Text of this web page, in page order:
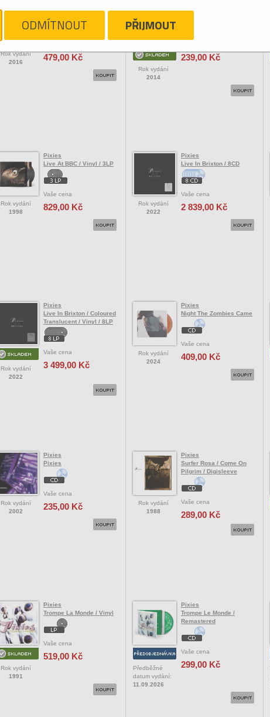
Rok vydání
2016
479,00 Kč
Rok vydání
2014
Indie Cindy / Digisleeve
239,00 Kč
Rok vydání
1998
Pixies
Live At BBC / Vinyl / 3LP
Vaše cena
829,00 Kč
Rok vydání
2022
Pixies
Live In Brixton / 8CD
Vaše cena
2 839,00 Kč
Rok vydání
2022
Pixies
Live In Brixton / Coloured
Translucent / Vinyl / 8LP
Vaše cena
3 499,00 Kč
Rok vydání
2024
Pixies
Night The Zombies Came
Vaše cena
409,00 Kč
Rok vydání
2002
Pixies
Pixies
Vaše cena
235,00 Kč
Rok vydání
1988
Pixies
Surfer Rosa / Come On
Pilgrim / Digisleeve
Vaše cena
289,00 Kč
Rok vydání
1991
Pixies
Trompe La Monde / Vinyl
Vaše cena
519,00 Kč
Předběžné
datum vydání:
11.09.2026
Pixies
Trompe Le Monde /
Remastered
Vaše cena
299,00 Kč
ODMÍTNOUT PŘIJMOUT